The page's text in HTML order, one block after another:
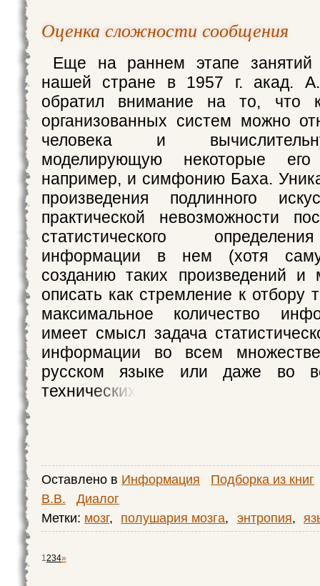
Оценка сложности сообщения
Еще на раннем этапе занятий
нашей стране в 1957 г. акад.
обратил внимание на то, что
организованных систем можно
человека и
моделирующую некоторые
например, и симфонию Баха.
произведения подлинного
практической невозможности
статистического
информации в нем (хотя
созданию таких произведений
описать как стремление к отбору
максимальное количество
имеет смысл задача
информации во всем
русском языке или даже во
технических
Оставлено в Информация
Подборка из книг
В.В.
Диалог
Метки: мозг, полушария мозга, энтропия,
1234»